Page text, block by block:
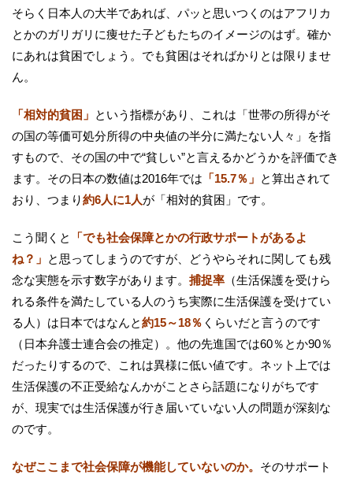
そらく日本人の大半であれば、パッと思いつくのはアフリカ
とかのガリガリに痩せた子どもたちのイメージのはず。確か
にあれは貧困でしょう。でも貧困はそればかりとは限りませ
ん。
「相対的貧困」 という指標があり、これは「世帯の所得がそ
の国の等価可処分所得の中央値の半分に満たない人々」を指
すもので、その国の中で“貧しい”と言えるかどうかを評価でき
ます。その日本の数値は2016年では 「15.7％」 と算出されて
おり、つまり約6人に1人が「相対的貧困」です。
こう聞くと
「でも社会保障とかの行政サポートがあるよ
ね？」 と思ってしまうのですが、どうやらそれに関しても残
念な実態を示す数字があります。 捕捉率 （生活保護を受けら
れる条件を満たしている人のうち実際に生活保護を受けてい
る人）は日本ではなんと約15～18％ くらいだと言うのです
（日本弁護士連合会の推定）。他の先進国では60％とか90％
だったりするので、これは異様に低い値です。ネット上では
生活保護の不正受給なんかがことさら話題になりがちです
が、現実では生活保護が行き届いていない人の問題が深刻な
のです。
なぜここまで社会保障が機能していないのか。 そのサポート